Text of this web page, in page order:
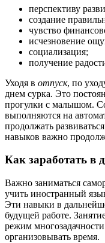
перспективу
создание
чувство
исчезновение
социализация;
получение
Уходя в отпуск, по
днем сурка. Это
прогулки с малышом.
выполняются на
продолжать
навыков важно
Как заработать в
Важно заниматься
учить иностранный
Эти навыки в
будущей работе.
режим
организовывать время.